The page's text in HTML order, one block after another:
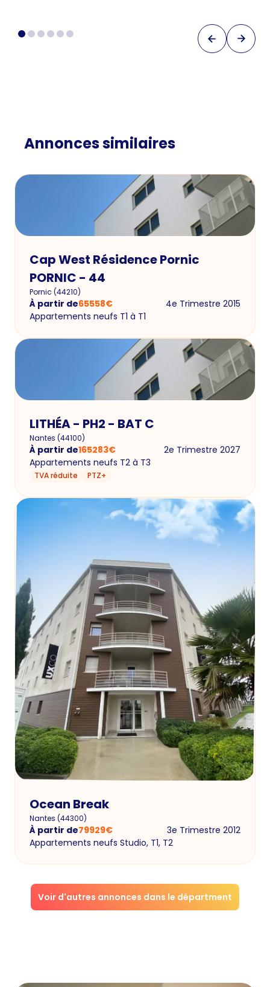
Annonces similaires
Cap West Résidence Pornic
PORNIC - 44
Pornic (44210)
À partir de65558€
4e Trimestre 2015
Appartements neufs T1 à T1
LITHÉA - PH2 - BAT C
Nantes (44100)
À partir de165283€
2e Trimestre 2027
Appartements neufs T2 à T3
TVA réduite PTZ+
Ocean Break
Nantes (44300)
À partir de79929€
3e Trimestre 2012
Appartements neufs Studio, T1, T2
Voir d'autres annonces dans le départment